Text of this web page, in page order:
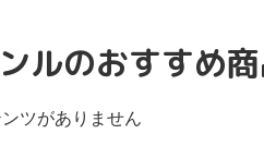
ルのおすすめ
ツがありません